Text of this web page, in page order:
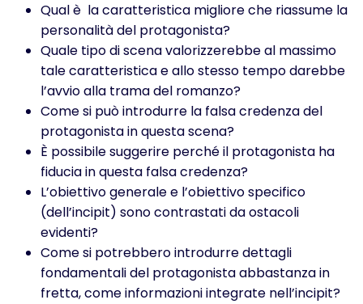
Qual è la caratteristica migliore che riassume la
personalità del protagonista?
Quale tipo di scena valorizzerebbe al massimo
tale caratteristica e allo stesso tempo darebbe
l’avvio alla trama del romanzo?
Come si può introdurre la falsa credenza del
protagonista in questa scena?
È possibile suggerire perché il protagonista ha
fiducia in questa falsa credenza?
L’obiettivo generale e l’obiettivo specifico
(dell’incipit) sono contrastati da ostacoli
evidenti?
Come si potrebbero introdurre dettagli
fondamentali del protagonista abbastanza in
fretta, come informazioni integrate nell’incipit?